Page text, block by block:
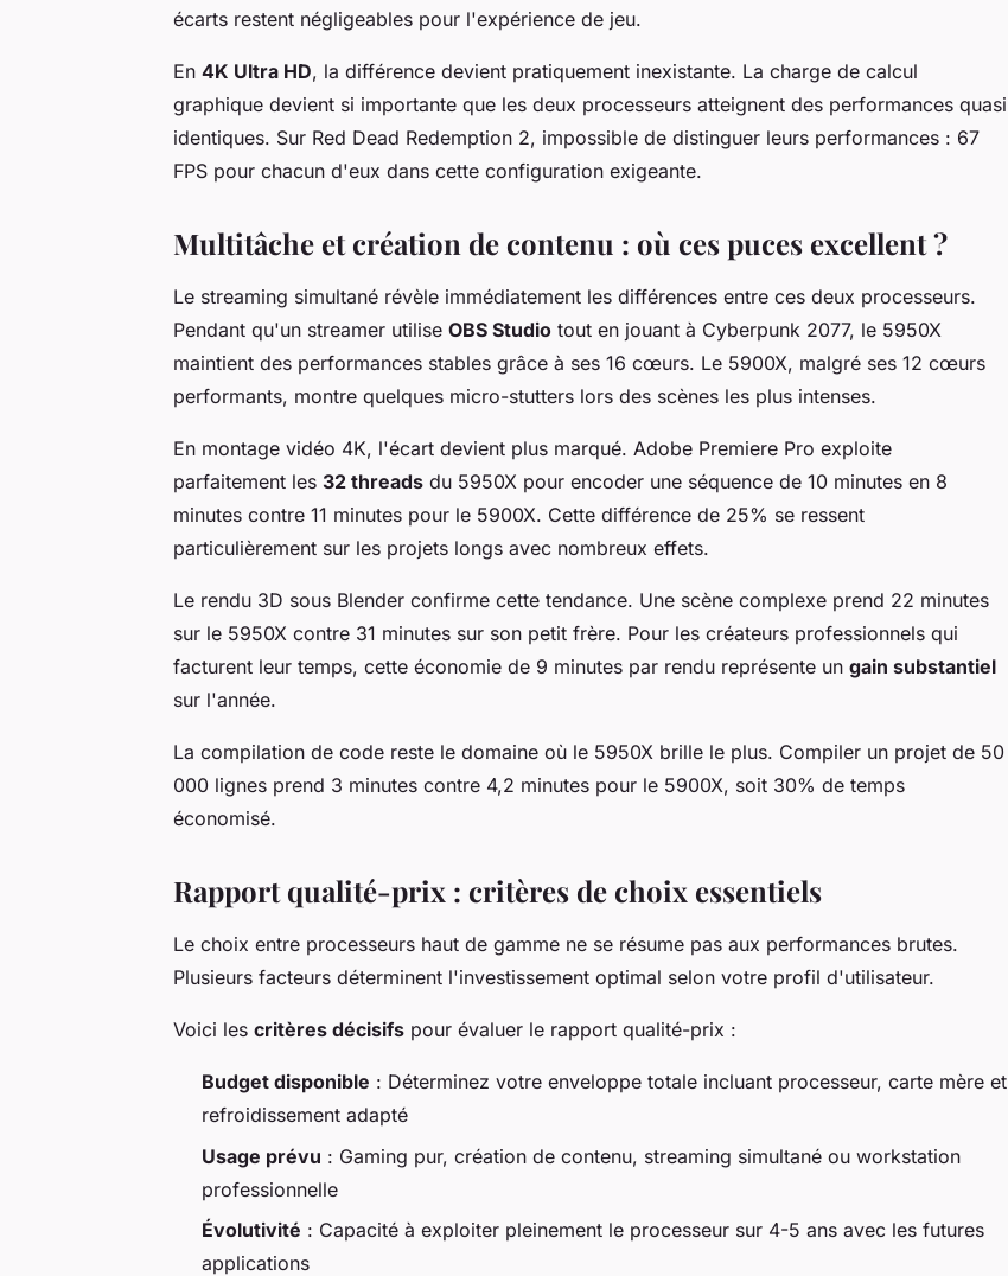
écarts restent négligeables pour l'expérience de jeu.
En 4K Ultra HD, la différence devient pratiquement inexistante. La charge de calcul
graphique devient si importante que les deux processeurs atteignent des performances quasi
identiques. Sur Red Dead Redemption 2, impossible de distinguer leurs performances : 67
FPS pour chacun d'eux dans cette configuration exigeante.
Multitâche et création de contenu : où ces puces excellent ?
Le streaming simultané révèle immédiatement les différences entre ces deux processeurs.
Pendant qu'un streamer utilise OBS Studio tout en jouant à Cyberpunk 2077, le 5950X
maintient des performances stables grâce à ses 16 cœurs. Le 5900X, malgré ses 12 cœurs
performants, montre quelques micro-stutters lors des scènes les plus intenses.
En montage vidéo 4K, l'écart devient plus marqué. Adobe Premiere Pro exploite
parfaitement les 32 threads du 5950X pour encoder une séquence de 10 minutes en 8
minutes contre 11 minutes pour le 5900X. Cette différence de 25% se ressent
particulièrement sur les projets longs avec nombreux effets.
Le rendu 3D sous Blender confirme cette tendance. Une scène complexe prend 22 minutes
sur le 5950X contre 31 minutes sur son petit frère. Pour les créateurs professionnels qui
facturent leur temps, cette économie de 9 minutes par rendu représente un gain substantiel
sur l'année.
La compilation de code reste le domaine où le 5950X brille le plus. Compiler un projet de 50
000 lignes prend 3 minutes contre 4,2 minutes pour le 5900X, soit 30% de temps
économisé.
Rapport qualité-prix : critères de choix essentiels
Le choix entre processeurs haut de gamme ne se résume pas aux performances brutes.
Plusieurs facteurs déterminent l'investissement optimal selon votre profil d'utilisateur.
Voici les critères décisifs pour évaluer le rapport qualité-prix :
Budget disponible : Déterminez votre enveloppe totale incluant processeur, carte mère et
refroidissement adapté
Usage prévu : Gaming pur, création de contenu, streaming simultané ou workstation
professionnelle
Évolutivité : Capacité à exploiter pleinement le processeur sur 4-5 ans avec les futures
applications